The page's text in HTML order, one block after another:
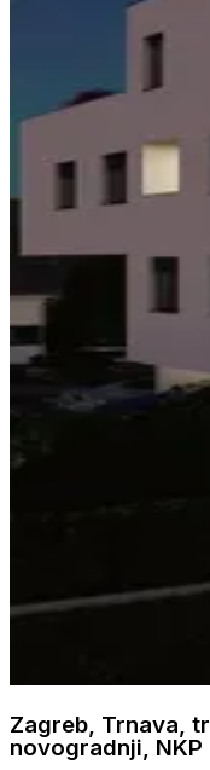
Zagreb, Trnava,
novogradnji, NKP